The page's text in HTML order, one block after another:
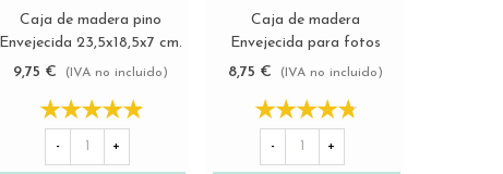
Ver más
Caja de madera pino
Envejecida 23,5x18,5x7 cm.
c/tapa corredera
9,75 € (IVA no incluido)
- +
Ver más
Caja de madera
Envejecida para fotos
10x15 c/tapa madera
8,75 € (IVA no incluido)
- +